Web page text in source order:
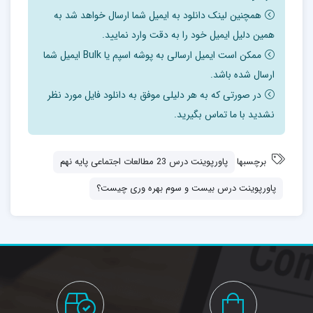
همچنین لینک دانلود به ایمیل شما ارسال خواهد شد به
همین دلیل ایمیل خود را به دقت وارد نمایید.
ممکن است ایمیل ارسالی به پوشه اسپم یا Bulk ایمیل شما
ارسال شده باشد.
در صورتی که به هر دلیلی موفق به دانلود فایل مورد نظر
نشدید با ما تماس بگیرید.
برچسبها
پاورپوینت درس 23 مطالعات اجتماعی پایه نهم
پاورپوینت درس بیست و سوم بهره وری چیست؟